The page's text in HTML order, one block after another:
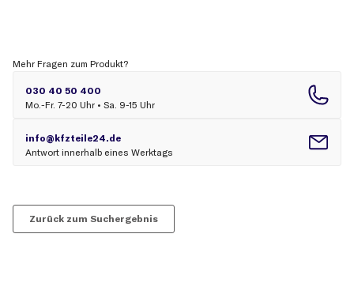
Mehr Fragen zum Produkt?
Zurück zum Suchergebnis